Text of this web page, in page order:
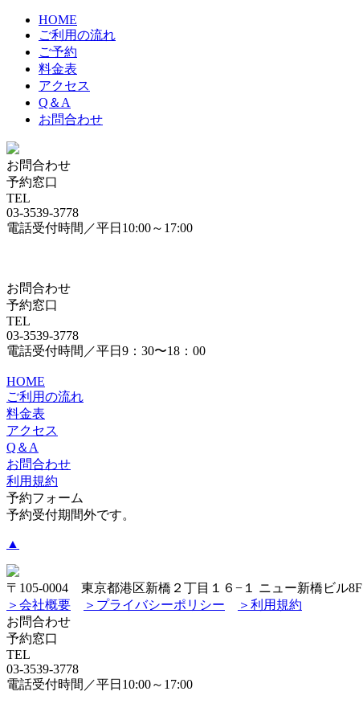
HOME
ご利用の流れ
ご予約
料金表
アクセス
Q＆A
お問合わせ
お問合わせ
予約窓口
TEL
03-3539-3778
電話受付時間／平日10:00～17:00
お問合わせ
予約窓口
TEL
03-3539-3778
電話受付時間／平日9：30〜18：00
HOME
ご利用の流れ
料金表
アクセス
Q＆A
お問合わせ
利用規約
予約フォーム
予約受付期間外です。
▲
〒105-0004 東京都港区新橋２丁目１６−１ ニュー新橋ビル8F
＞会社概要
＞プライバシーポリシー
＞利用規約
お問合わせ
予約窓口
TEL
03-3539-3778
電話受付時間／平日10:00～17:00